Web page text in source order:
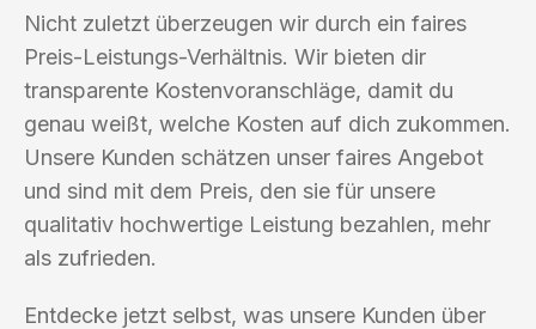
Nicht zuletzt überzeugen wir durch ein faires
Preis-Leistungs-Verhältnis. Wir bieten dir
transparente Kostenvoranschläge, damit du
genau weißt, welche Kosten auf dich zukommen.
Unsere Kunden schätzen unser faires Angebot
und sind mit dem Preis, den sie für unsere
qualitativ hochwertige Leistung bezahlen, mehr
als zufrieden.
Entdecke jetzt selbst, was unsere Kunden über